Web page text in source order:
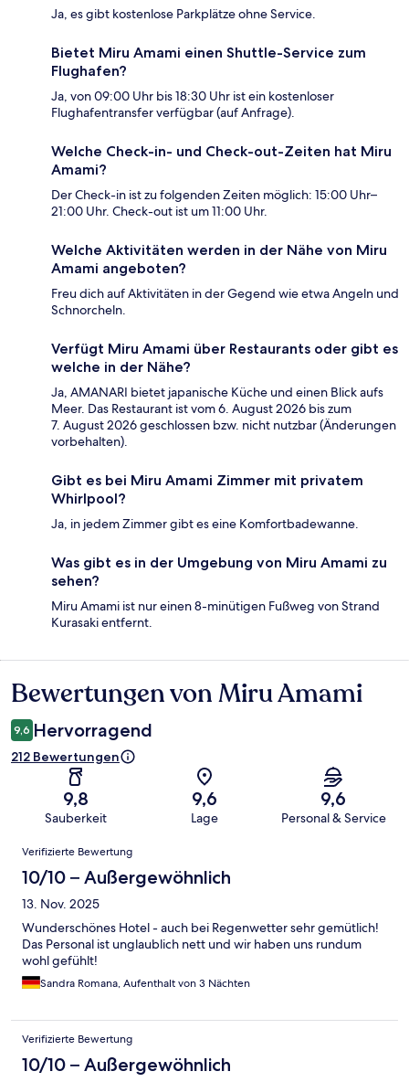
Ja, es gibt kostenlose Parkplätze ohne Service.
Bietet Miru Amami einen Shuttle-Service zum
Flughafen?
Ja, von 09:00 Uhr bis 18:30 Uhr ist ein kostenloser
Flughafentransfer verfügbar (auf Anfrage).
Welche Check-in- und Check-out-Zeiten hat Miru
Amami?
Der Check-in ist zu folgenden Zeiten möglich: 15:00 Uhr–
21:00 Uhr. Check-out ist um 11:00 Uhr.
Welche Aktivitäten werden in der Nähe von Miru
Amami angeboten?
Freu dich auf Aktivitäten in der Gegend wie etwa Angeln und
Schnorcheln.
Verfügt Miru Amami über Restaurants oder gibt es
welche in der Nähe?
Ja, AMANARI bietet japanische Küche und einen Blick aufs
Meer. Das Restaurant ist vom 6. August 2026 bis zum
7. August 2026 geschlossen bzw. nicht nutzbar (Änderungen
vorbehalten).
Gibt es bei Miru Amami Zimmer mit privatem
Whirlpool?
Ja, in jedem Zimmer gibt es eine Komfortbadewanne.
Was gibt es in der Umgebung von Miru Amami zu
sehen?
Miru Amami ist nur einen 8-minütigen Fußweg von Strand
Kurasaki entfernt.
Bewertungen
Bewertungen von Miru Amami
9,6 Hervorragend
212 Bewertungen
9,8
Sauberkeit
9,6
Lage
9,6
Personal & Service
Bewertungen
Verifizierte Bewertung
10/10 – Außergewöhnlich
13. Nov. 2025
Wunderschönes Hotel - auch bei Regenwetter sehr gemütlich!
Das Personal ist unglaublich nett und wir haben uns rundum
wohl gefühlt!
Sandra Romana, Aufenthalt von 3 Nächten
Verifizierte Bewertung
10/10 – Außergewöhnlich